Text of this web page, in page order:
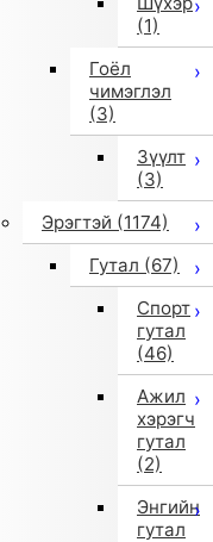
(1)
Гоёл
чимэглэл
(3)
Зүүлт
(3)
Эрэгтэй (1174)
Гутал (67)
Спорт
гутал
(46)
Ажил
хэрэгч
гутал
(2)
Энгийн
гутал
Outerwear